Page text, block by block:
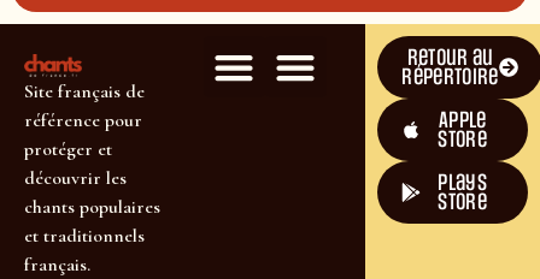
Site français de
référence pour
protéger et
découvrir les
chants populaires
et traditionnels
français.
Retour au
répertoire
Apple
Store
plays
store